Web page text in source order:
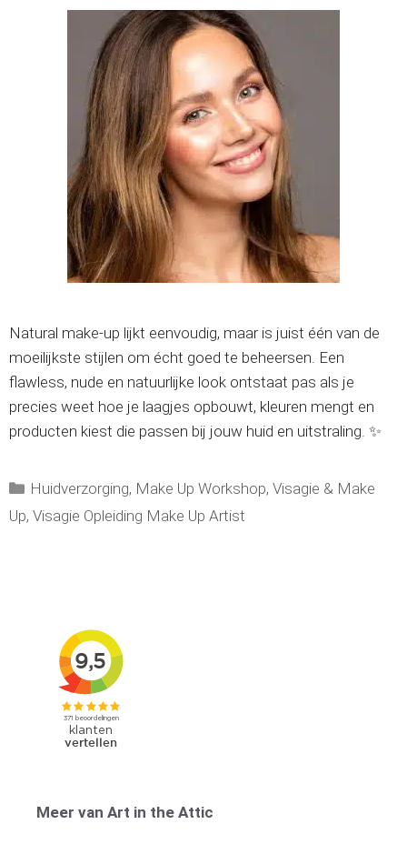
Natural make-up lijkt eenvoudig, maar is juist één van de
moeilijkste stijlen om écht goed te beheersen. Een
flawless, nude en natuurlijke look ontstaat pas als je
precies weet hoe je laagjes opbouwt, kleuren mengt en
producten kiest die passen bij jouw huid en uitstraling. ✨
Categorieën
Huidverzorging, Make Up Workshop,Visagie & Make
Up, Visagie Opleiding Make Up Artist
Meer van Art in the Attic